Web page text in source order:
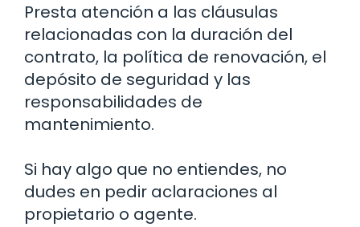
Presta atención a las cláusulas
relacionadas con la duración del
contrato, la política de renovación, el
depósito de seguridad y las
responsabilidades de
mantenimiento.
Si hay algo que no entiendes, no
dudes en pedir aclaraciones al
propietario o agente.